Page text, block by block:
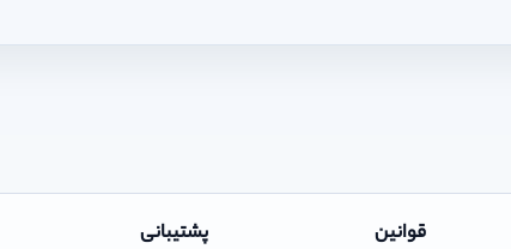
قوانین پشتیبانی